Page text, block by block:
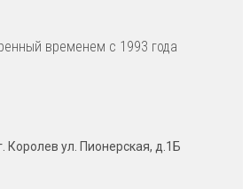
временем с 1993 года
Королев ул. Пионерская, д.1Б